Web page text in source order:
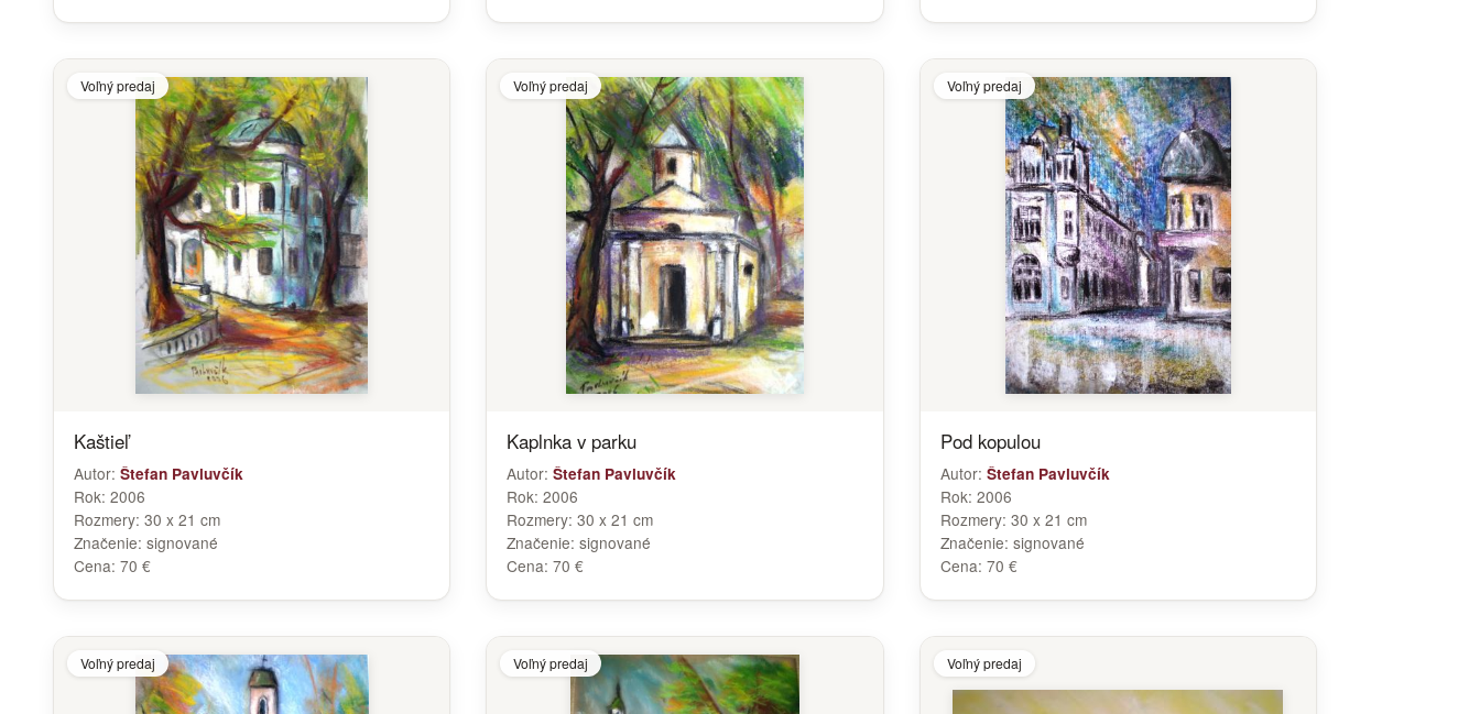
Voľný predaj
Kaštieľ
Autor: Štefan Pavluvčík
Rok: 2006
Rozmery: 30 x 21 cm
Značenie: signované
Cena: 70 €
Voľný predaj
Kaplnka v parku
Autor: Štefan Pavluvčík
Rok:2006
Rozmery:30 x 21 cm
Značenie:signované
Cena: 70 €
Voľný predaj
Pod kopulou
Autor: Štefan Pavluvčík
Rok: 2006
Rozmery: 30 x 21 cm
Značenie: signované
Cena: 70 €
Voľný predaj Voľný predaj Voľný predaj